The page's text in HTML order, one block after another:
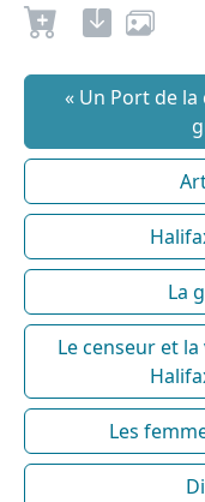
« Un Port de la
La
Le censeur et
Les